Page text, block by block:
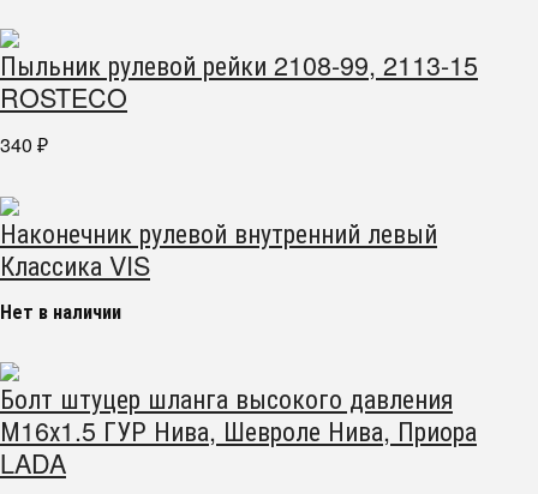
Пыльник рулевой рейки 2108-99, 2113-15
ROSTECO
340 ₽
Наконечник рулевой внутренний левый
Классика VIS
Нет в наличии
Болт штуцер шланга высокого давления
М16х1.5 ГУР Нива, Шевроле Нива, Приора
LADA